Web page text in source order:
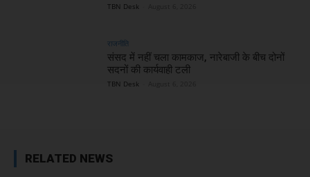
TBN Desk
राजनीति
संसद में नहीं चला कामकाज, नारेबाजी के बीच दोनों
सदनों की कार्यवाही टली
TBN Desk
RELATED NEWS